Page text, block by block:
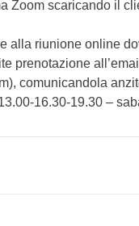
Zoom scaricando il
alla riunione online
prenotazione
comunicandola
16.30-19.30 –